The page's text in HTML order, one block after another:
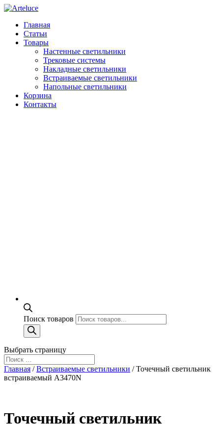
Главная
Статьи
Товары
Настенные светильники
Трековые системы
Накладные светильники
Встраиваемые светильники
Напольные светильники
Корзина
Контакты
Поиск товаров
Выбрать страницу
Главная /Встраиваемые светильники / Точечный светильник
встраиваемый A3470N
Точечный светильник